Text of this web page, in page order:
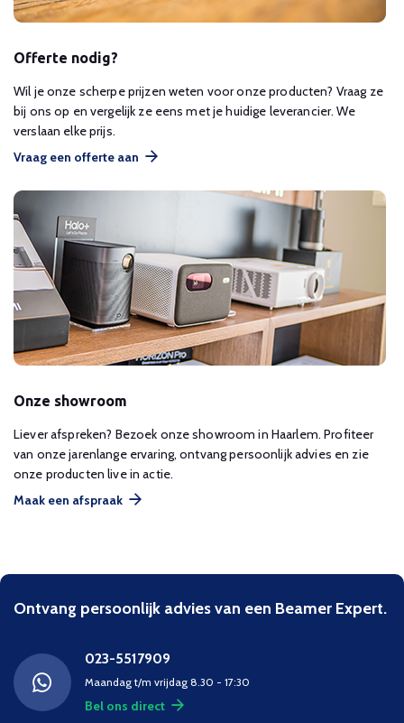
Offerte nodig?
Wil je onze scherpe prijzen weten voor onze producten? Vraag ze
bij ons op en vergelijk ze eens met je huidige leverancier. We
verslaan elke prijs.
Vraag een offerte aan
Onze showroom
Liever afspreken? Bezoek onze showroom in Haarlem. Profiteer
van onze jarenlange ervaring, ontvang persoonlijk advies en zie
onze producten live in actie.
Maak een afspraak
Ontvang persoonlijk advies van een Beamer Expert.
023-5517909
Maandag t/m vrijdag 8.30 - 17:30
Bel ons direct